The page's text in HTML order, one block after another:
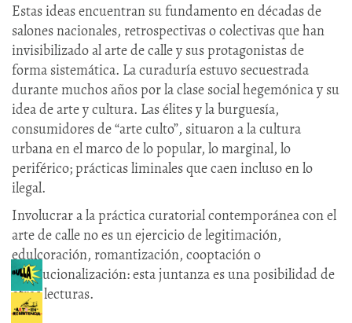
Estas ideas encuentran su fundamento en décadas de
salones nacionales, retrospectivas o colectivas que han
invisibilizado al arte de calle y sus protagonistas de
forma sistemática. La curaduría estuvo secuestrada
durante muchos años por la clase social hegemónica y su
idea de arte y cultura. Las élites y la burguesía,
consumidores de “arte culto”, situaron a la cultura
urbana en el marco de lo popular, lo marginal, lo
periférico; prácticas liminales que caen incluso en lo
ilegal.
Involucrar a la práctica curatorial contemporánea con el
arte de calle no es un ejercicio de legitimación,
edulcoración, romantización, cooptación o
institucionalización: esta juntanza es una posibilidad de
otras lecturas.